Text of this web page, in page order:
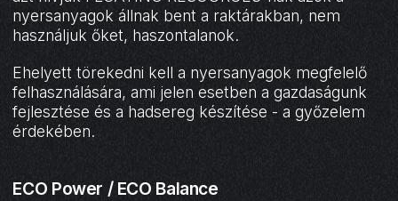
nyersanyagok állnak bent a raktárakban, nem
használjuk őket, haszontalanok.
Ehelyett törekedni kell a nyersanyagok megfelelő
felhasználására, ami jelen esetben a gazdaságunk
fejlesztése és a hadsereg készítése - a győzelem
érdekében.
ECO Power / ECO Balance